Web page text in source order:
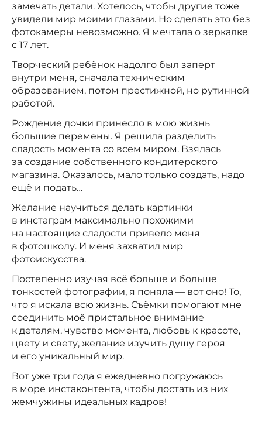
замечать детали. Хотелось, чтобы другие тоже
увидели мир моими глазами. Но сделать это без
фотокамеры невозможно. Я мечтала о зеркалке
с 17 лет.
Творческий ребёнок надолго был заперт
внутри меня, сначала техническим
образованием, потом престижной, но рутинной
работой.
Рождение дочки принесло в мою жизнь
большие перемены. Я решила разделить
сладость момента со всем миром. Взялась
за создание собственного кондитерского
магазина. Оказалось, мало только создать, надо
ещё и подать…
Желание научиться делать картинки
в инстаграм максимально похожими
на настоящие сладости привело меня
в фотошколу. И меня захватил мир
фотоискусства.
Постепенно изучая всё больше и больше
тонкостей фотографии, я поняла — вот оно! То,
что я искала всю жизнь. Съёмки помогают мне
соединить моё пристальное внимание
к деталям, чувство момента, любовь к красоте,
цвету и свету, желание изучить душу героя
и его уникальный мир.
Вот уже три года я ежедневно погружаюсь
в море инстаконтента, чтобы достать из них
жемчужины идеальных кадров!